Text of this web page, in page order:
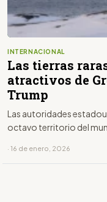
INTERNACIONAL
Las tierras
atractivos de
Trump
Las autoridades
octavo territorio del
· 16 de enero, 2026